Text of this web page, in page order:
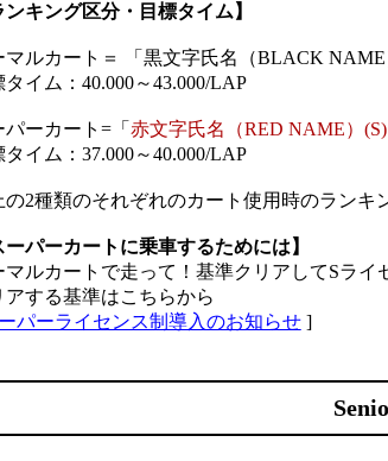
ンキング区分・目標タイム】
マルカート＝ 「黒文字氏名（BLACK NAME
タイム：40.000～43.000/LAP
パーカート=「 赤文字氏名（RED NAME）(S)
タイム：37.000～40.000/LAP
の2種類のそれぞれのカート使用時のランキ
ーパーカートに乗車するためには】
マルカートで走って！基準クリアしてSライ
アする基準はこちらから
パーライセンス制導入のお知らせ]